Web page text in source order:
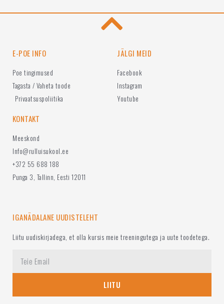
E-POE INFO
Poe tingimused
Tagasta / Vaheta toode
Privaatsuspoliitika
JÄLGI MEID
Facebook
Instagram
Youtube
KONTAKT
Meeskond
Info@rulluisukool.ee
+372 55 688 188
Punga 3, Tallinn, Eesti 12011
IGANÄDALANE UUDISTELEHT
Liitu uudiskirjadega, et olla kursis meie treeningutega ja uute toodetega.
LIITU